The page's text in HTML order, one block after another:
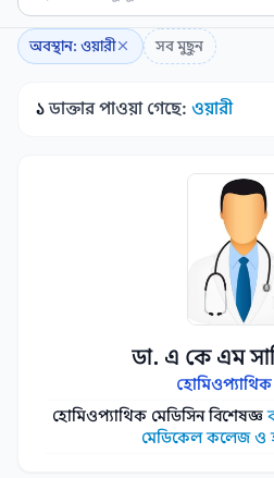
অবস্থান: ওয়ারী সব মুছুন
১ডাক্তার পাওয়া গেছে: ওয়ারী
ডা. এ কে এম
হোমিওপ্যাথিক
হোমিওপ্যাথিক মেডিসিন বিশেষজ্ঞ
মেডিকেল কলেজ ও